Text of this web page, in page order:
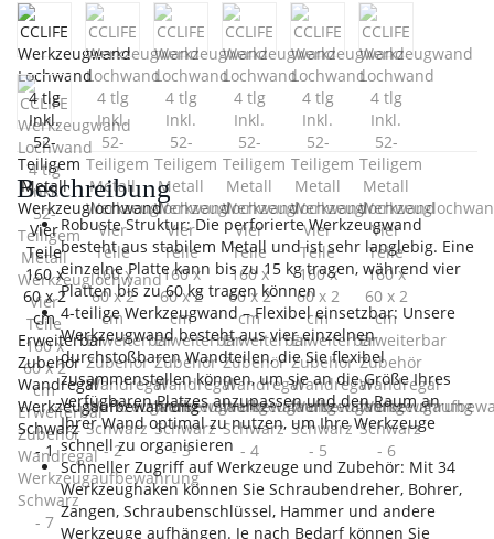
Beschreibung
Robuste Struktur: Die perforierte Werkzeugwand
besteht aus stabilem Metall und ist sehr langlebig. Eine
einzelne Platte kann bis zu 15 kg tragen, während vier
Platten bis zu 60 kg tragen können
4-teilige Werkzeugwand – Flexibel einsetzbar: Unsere
Werkzeugwand besteht aus vier einzelnen
durchstoßbaren Wandteilen, die Sie flexibel
zusammenstellen können, um sie an die Größe Ihres
verfügbaren Platzes anzupassen und den Raum an
Ihrer Wand optimal zu nutzen, um Ihre Werkzeuge
schnell zu organisieren
Schneller Zugriff auf Werkzeuge und Zubehör: Mit 34
Werkzeughaken können Sie Schraubendreher, Bohrer,
Zangen, Schraubenschlüssel, Hammer und andere
Werkzeuge aufhängen. Je nach Bedarf können Sie